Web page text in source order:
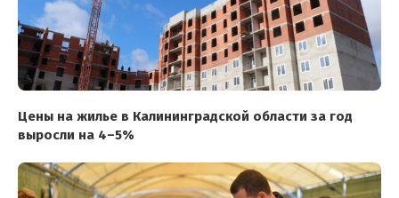
Цены на жилье в Калининградской области за год
выросли на 4–5%